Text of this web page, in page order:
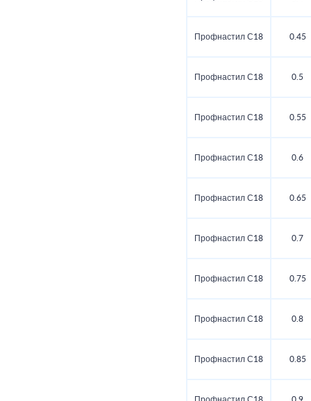
Профнастил С18 0.45
Профнастил С18 0.5
Профнастил С18 0.55
Профнастил С18 0.6
Профнастил С18 0.65
Профнастил С18 0.7
Профнастил С18 0.75
Профнастил С18 0.8
Профнастил С18 0.85